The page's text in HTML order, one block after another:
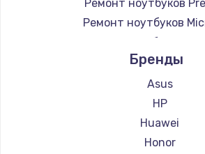
Ремонт ноутбуков
Ремонт ноутбуков
Ремонт ноутбуков
Ремонт ноутбуков
Ремонт ноутбуков
Ремонт ноутбуков
Ремонт ноутбуков
Ремонт ноутбуков
Бренды
Asus
HP
Huawei
Honor